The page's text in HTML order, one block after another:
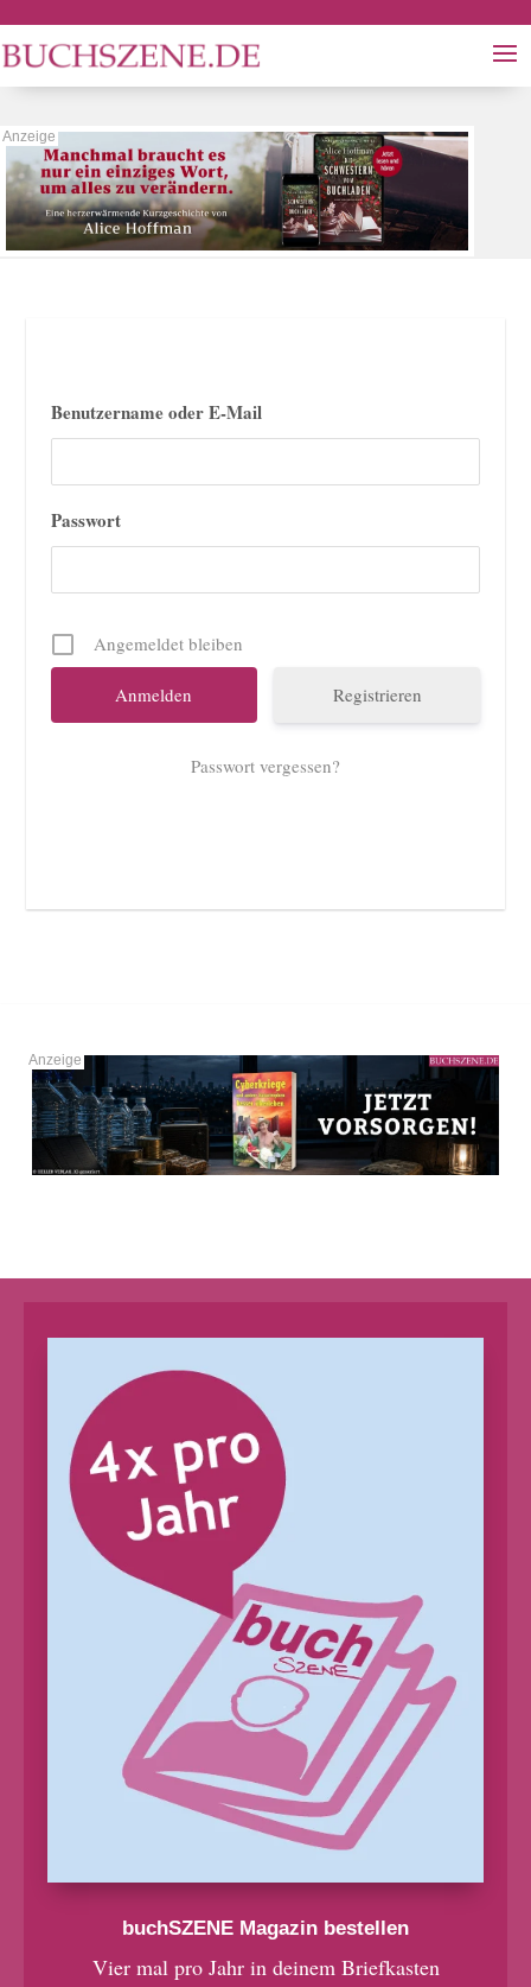
Benutzername oder E-Mail
Passwort
Angemeldet bleiben
Registrieren
Passwort vergessen?
buchSZENE Magazin bestellen
Vier mal pro Jahr in deinem Briefkasten